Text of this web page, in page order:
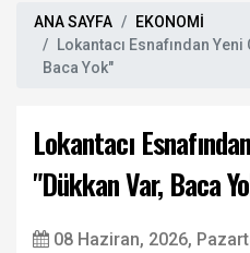
ANA SAYFA
EKONOMİ
Lokantacı Esnafından
Baca Yok"
Lokantacı
"Dükkan Var, Baca
08 Haziran, 2026,